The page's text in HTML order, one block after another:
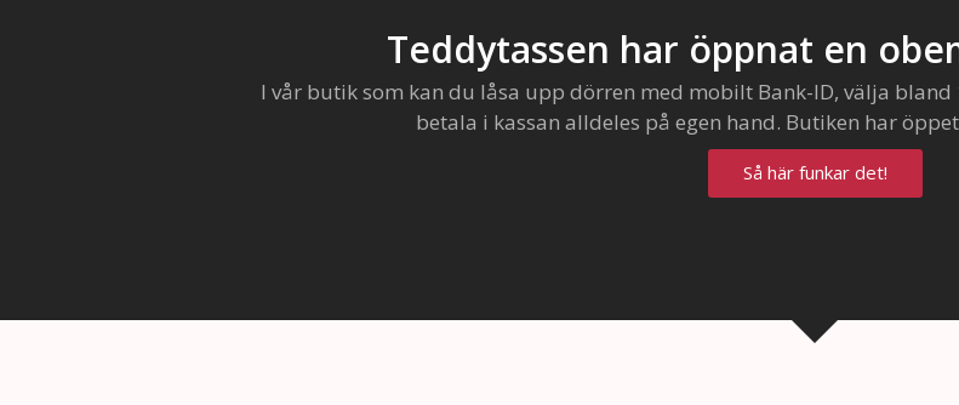
Teddytassen har öppnat en
I vår butik som kan du låsa upp dörren med mobilt Bank-ID, välja
betala i kassan alldeles på egen hand. Butiken har
Så här funkar det!